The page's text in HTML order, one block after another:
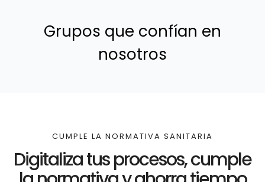
Grupos que confían en
nosotros
CUMPLE LA NORMATIVA SANITARIA
Digitaliza tus procesos, cumple